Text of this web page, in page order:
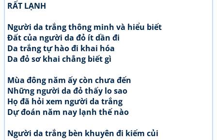
RẤT LẠNH
Người da trắng thông minh và hiểu biết
Đất của người da đỏ ít dần đi
Da trắng tự hào đi khai hóa
Da đỏ sơ khai chẳng biết gì
Mùa đông năm ấy còn chưa đến
Những người da đỏ thấy lo sao
Họ đã hỏi xem người da trắng
Dự đoán năm nay lạnh thế nào
Người da trắng bèn khuyên đi kiếm củi